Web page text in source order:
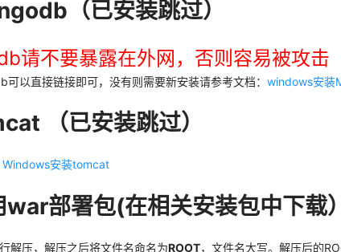
（已安装跳过）
请不要暴露在外网，否则容易被攻击
以直接链接即可，没有则需要新安装请参考文档： windows安装
（已安装跳过）
Windows安装tomcat
部署包(在相关安装包中下载）
解压，解压之后将文件名命名为ROOT，文件名大写。解压后的